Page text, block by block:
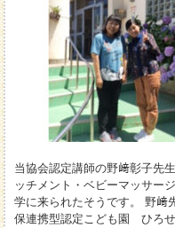
当協会認定講師の野﨑彰子先
ッチメント・ベビーマッサー
学に来られたそうです。 野﨑
保連携型認定こども園 ひろせ